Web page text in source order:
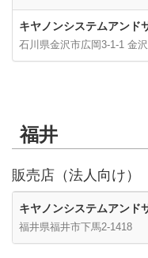
キヤノンシステムアンド
石川県金沢市広岡3-1-1 金
福井
販売店（法人向け）
キヤノンシステムアンド
福井県福井市下馬2-1418